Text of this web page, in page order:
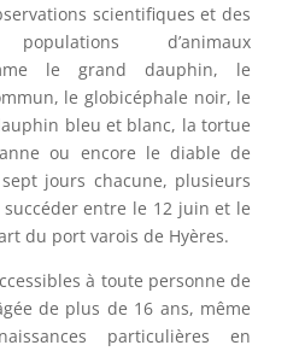
scientifiques et des
d’animaux
le grand dauphin, le
le globicéphale noir, le
bleu et blanc, la tortue
ou encore le diable de
jours chacune, plusieurs
entre le 12 juin et le
du port varois de Hyères.
à toute personne de
de plus de 16 ans, même
particulières en